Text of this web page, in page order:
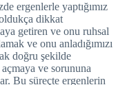
ergenlerle yaptığımız
dikkat
getiren ve onu ruhsal
ve onu anladığımızı
doğru şekilde
açmaya ve sorununa
Bu süreçte ergenlerin